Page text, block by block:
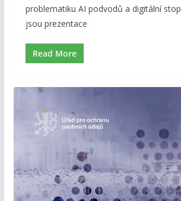
problematiku AI podvodů a digitální
jsou prezentace
Read More